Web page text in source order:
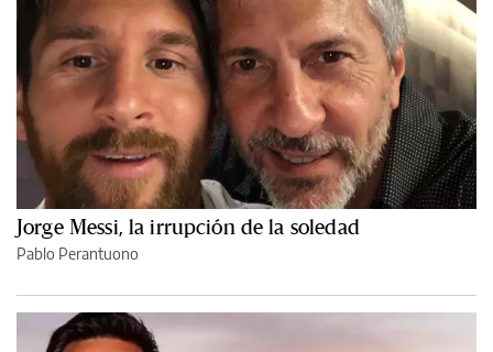
Jorge Messi, la irrupción de la soledad
Pablo Perantuono